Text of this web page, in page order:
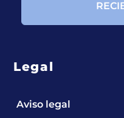
Legal
Aviso legal